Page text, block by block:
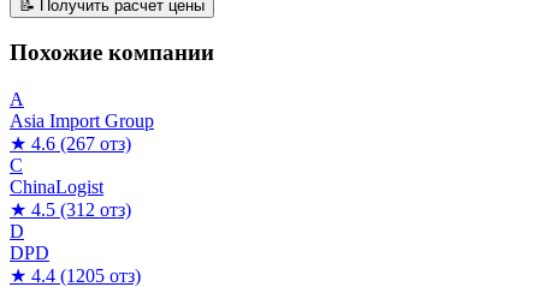
📝 Получить расчет цены
Похожие компании
A
Asia Import Group
★ 4.6 (267 отз)
C
ChinaLogist
★ 4.5 (312 отз)
D
DPD
★ 4.4 (1205 отз)